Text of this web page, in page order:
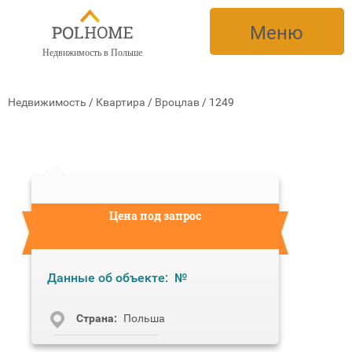
Недвижимость в Польше
Меню
Недвижимость / Квартира / Вроцлав / 1249
Цена под запрос
Данные об объекте: №
Cтрана: Польша